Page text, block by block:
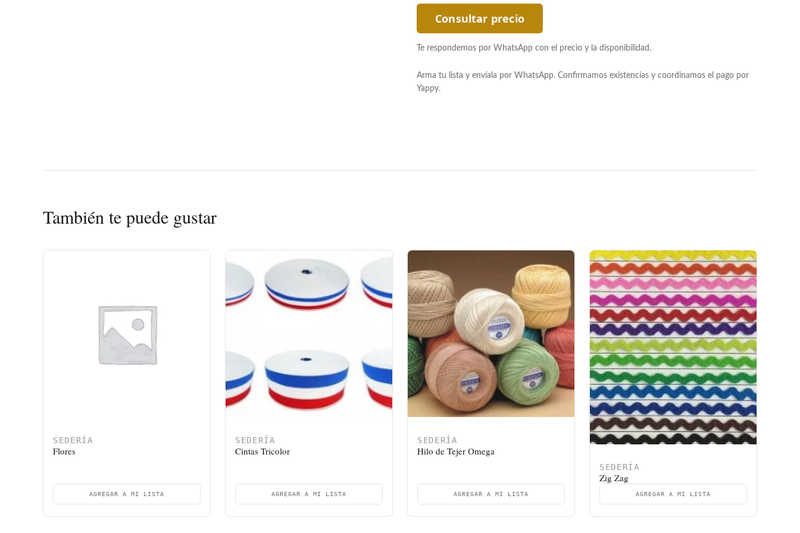
Consultar precio
Te respondemos por WhatsApp con el precio y la disponibilidad.
Arma tu lista y envíala por WhatsApp. Confirmamos existencias y coordinamos el pago por
Yappy.
También te puede gustar
SEDERÍA
Flores
AGREGAR A MI LISTA
SEDERÍA
Cintas Tricolor
AGREGAR A MI LISTA
SEDERÍA
Hilo de Tejer Omega
AGREGAR A MI LISTA
SEDERÍA
Zig Zag
AGREGAR A MI LISTA